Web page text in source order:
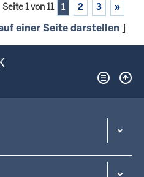
Seite 1 von 11 1 2 3 »
einer Seite darstellen ]